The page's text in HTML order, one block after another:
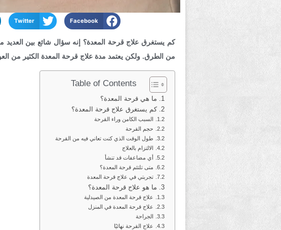
Facebook
Twitter
كم يستغرق علاج قرحة المعدة؟ إنه سؤال شائع بين
من الطرق. ولكن يعتمد مدة علاج قرحة المعدة الكثير من
Table of Contents
ما هي قرحة المعدة؟
كم يستغرق علاج قرحة المعدة؟
السبب الكامن وراء القرحة
حجم القرحة
طول الوقت الذي كنت تعاني فيه من القرحة
الالتزام بالعلاج
أي مضاعفات قد تنشأ
متى تلتئم قرحة المعدة؟
تجربتي في علاج قرحة المعدة
ما هو علاج قرحة المعدة؟
علاج قرحة المعدة من الصيدلية
علاج قرحة المعدة في المنزل
الجراحة
علاج القرحة نهائيًا